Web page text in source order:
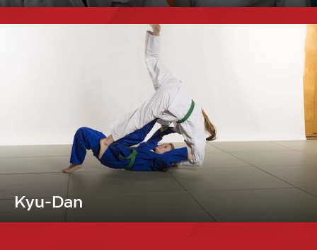
Kyu-Dan